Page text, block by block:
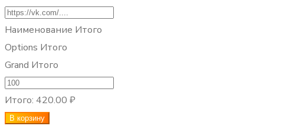
Наименование Итого
Options Итого
Grand Итого
Количество
товара
Подписчики
Итого: 420.00 ₽
В корзину